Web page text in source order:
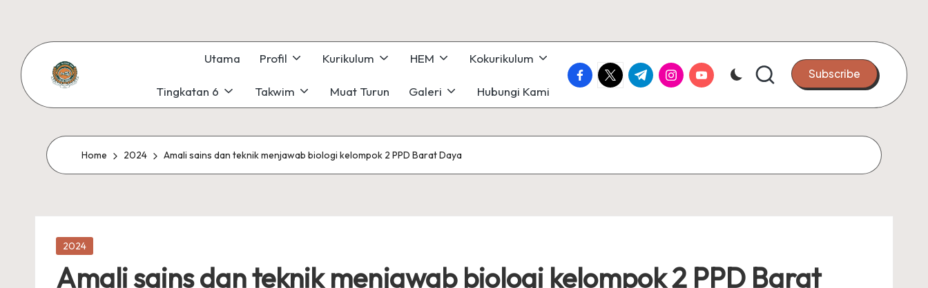
content
S
M
K
U
N
#SeMeSradiHati
Utama Profil Kurikulum HEM Kokurikulum
Tingkatan 6 Takwim Muat Turun Galeri Hubungi Kami
facebook.com
twitter.com
t.me instagram.com
youtube.com Subscribe
Home 2024 Amali sains dan teknik menjawab biologi kelompok 2 PPD Barat Daya
Posted
2024
Amali sains dan teknik menjawab biologi kelompok 2 PPD Barat